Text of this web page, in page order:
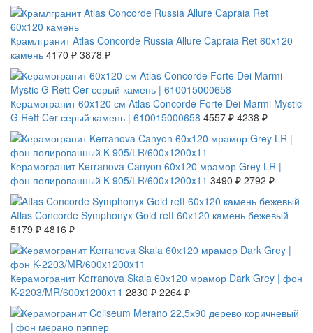
Крамлгранит Atlas Concorde Russia Allure Capraia Ret 60x120
камень 4170 ₽ 3878 ₽
Керамогранит 60x120 см Atlas Concorde Forte Dei Marmi Mystic
G Rett Cer серый камень | 610015000658 4557 ₽ 4238 ₽
Керамогранит Kerranova Canyon 60х120 мрамор Grey LR |
фон полированный K-905/LR/600x1200x11 3490 ₽ 2792 ₽
Atlas Concorde Symphonyx Gold rett 60х120 камень бежевый
5179 ₽ 4816 ₽
Керамогранит Kerranova Skala 60х120 мрамор Dark Grey | фон
K-2203/MR/600x1200x11 2830 ₽ 2264 ₽